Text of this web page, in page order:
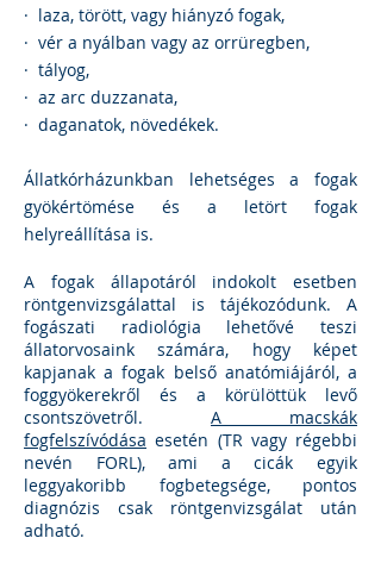
· laza, törött, vagy hiányzó fogak,
· vér a nyálban vagy az orrüregben,
· tályog,
· az arc duzzanata,
· daganatok, növedékek.
Állatkórházunkban lehetséges a fogak
gyökértömése és a letört fogak
helyreállítása is.
A fogak állapotáról indokolt esetben
röntgenvizsgálattal is tájékozódunk. A
fogászati ​​radiológia lehetővé teszi
állatorvosaink számára, hogy képet
kapjanak a fogak belső anatómiájáról, a
foggyökerekről és a körülöttük levő
csontszövetről. A macskák
fogfelszívódása esetén (TR vagy régebbi
nevén FORL), ami a cicák egyik
leggyakoribb fogbetegsége, pontos
diagnózis csak röntgenvizsgálat után
adható.